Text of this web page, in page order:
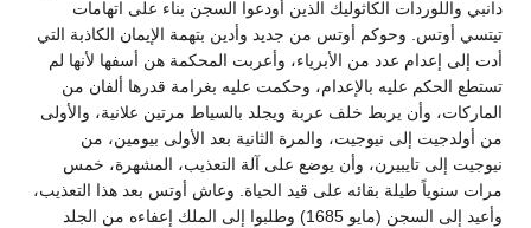
دانبي واللوردات الكاثوليك الذين أودعوا السجن بناء على اتهامات
تيتسي أوتس. وحوكم أوتس من جديد وأدين بتهمة الإيمان الكاذبة التي
أدت إلى إعدام عدد من الأبرياء، وأعربت المحكمة هن أسفها لأنها لم
تستطع الحكم عليه بالإعدام، وحكمت عليه بغرامة قدرها ألفان من
الماركات، وأن يربط خلف عربة ويجلد بالسياط مرتين علانية، والأولى
من أولدجيت إلى نيوجيت، والمرة الثانية بعد الأولى بيومين، من
نيوجيت إلى تايبيرن، وأن يوضع على آلة التعذيب، المشهرة، خمس
مرات سنوياً طيلة بقائه على قيد الحياة. وعاش أوتس بعد هذا التعذيب،
وأعيد إلى السجن (مايو 1685) وطلبوا إلى الملك إعفاءه من الجلد